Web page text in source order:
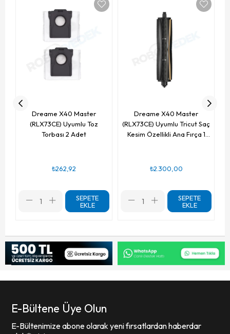
Dreame X40 Master
(RLX73CE) Uyumlu Toz
Torbası 2 Adet
₺262,92
SEPETE
EKLE
Dreame X40 Master
(RLX73CE) Uyumlu Tricut Saç
Kesim Özellikli Ana Fırça 1
₺2.300,00
SEPETE
EKLE
E-Bültene Üye Olun
E-Bültenimize abone olarak yeni fırsatlardan haberdar